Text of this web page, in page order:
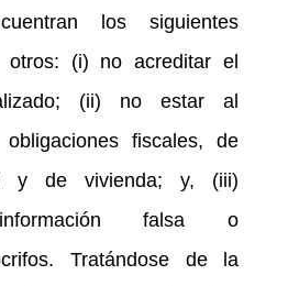
los siguientes
otros: (i) no acreditar el
(ii) no estar al
fiscales, de
y de vivienda; y, (iii)
información falsa o
Tratándose de la